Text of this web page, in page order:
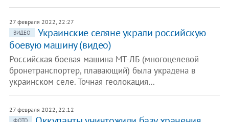
27 февраля 2022, 22:27
ВИДЕО
Украинские селяне украли российскую
боевую машину (видео)
Российская боевая машина МТ-ЛБ (многоцелевой
бронетранспортер, плавающий) была украдена в
украинском селе. Точная геолокация…
27 февраля 2022, 22:12
ФОТО